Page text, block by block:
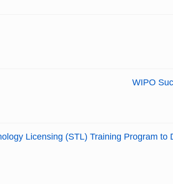
WIPO
Licensing (STL) Training Program